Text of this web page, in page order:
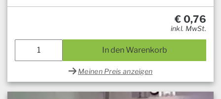
€ 0,76
inkl. MwSt.
In den Warenkorb
Meinen Preis anzeigen